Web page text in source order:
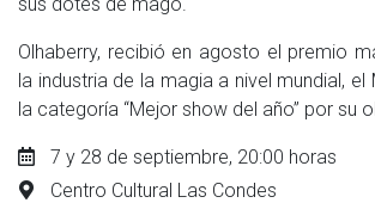
Olhaberry, recibió en agosto el premio
la industria de la magia a nivel mundial, el
la categoría “Mejor show del año” por su
7 y 28 de septiembre, 20:00 horas
Centro Cultural Las Condes